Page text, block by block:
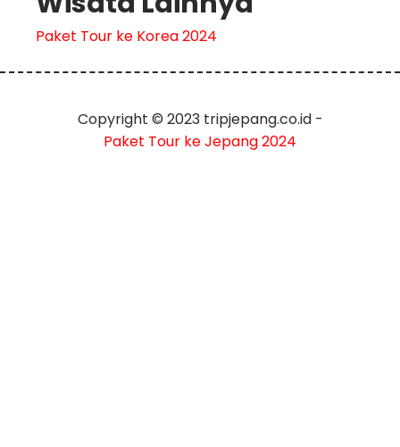
Paket Tour ke Korea 2024
Copyright © 2023 tripjepang.co.id -
Paket Tour ke Jepang 2024